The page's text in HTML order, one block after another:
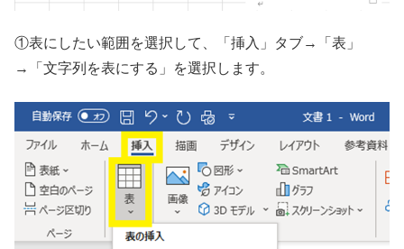
①表にしたい範囲を選択して、「挿入」タブ→「表」
→「文字列を表にする」を選択します。